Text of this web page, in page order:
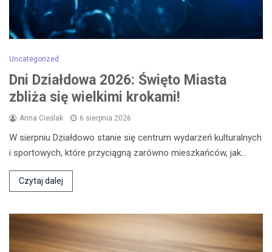
Uncategorized
Dni Działdowa 2026: Święto Miasta
zbliża się wielkimi krokami!
Anna Cieślak 6 sierpnia 2026
W sierpniu Działdowo stanie się centrum wydarzeń kulturalnych
i sportowych, które przyciągną zarówno mieszkańców, jak…
Czytaj dalej